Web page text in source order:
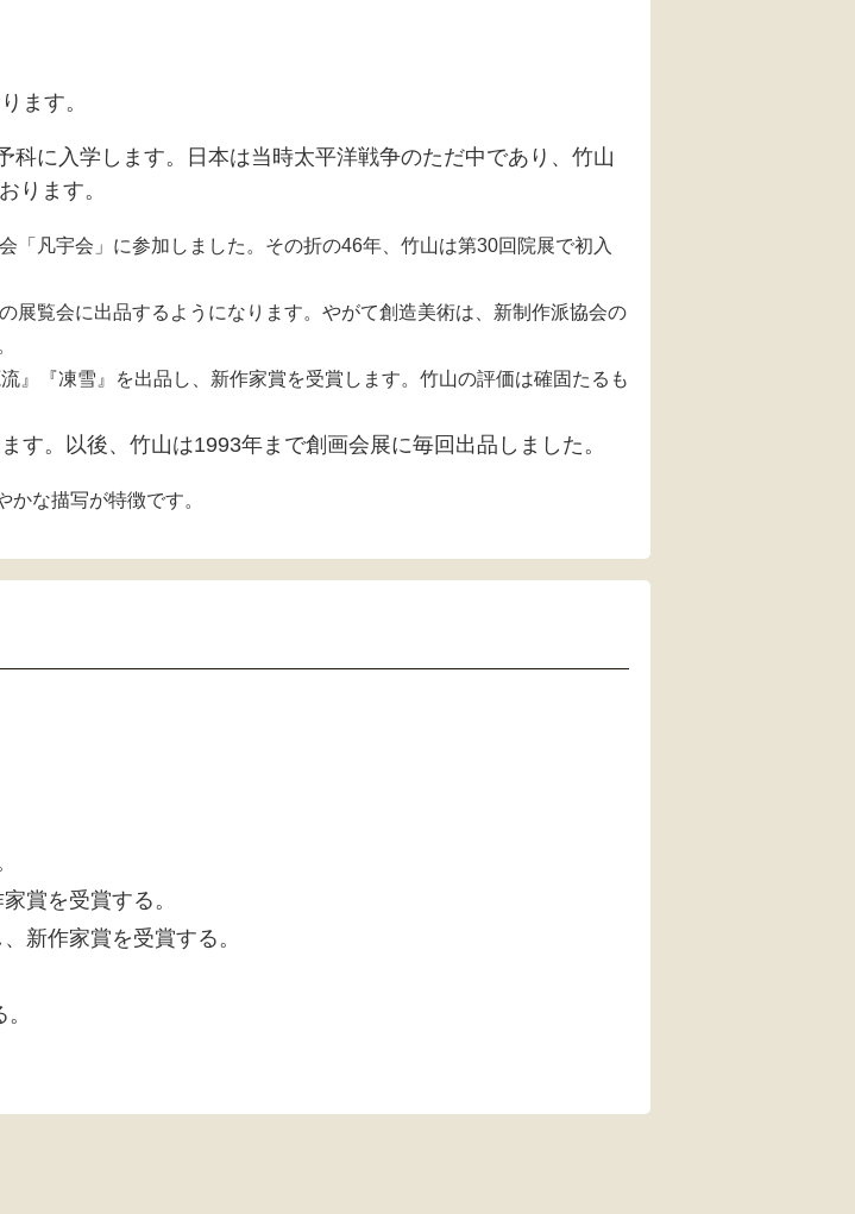
ます。
に入学します。日本は当時太平洋戦争のただ中であり、竹山
ります。
「凡宇会」に参加しました。その折の46年、竹山は第30回院展で初入
展覧会に出品するようになります。やがて創造美術は、新制作派協会の
』『凍雪』を出品し、新作家賞を受賞します。竹山の評価は確固たるも
す。以後、竹山は1993年まで創画会展に毎回出品しました。
かな描写が特徴です。
賞を受賞する。
新作家賞を受賞する。